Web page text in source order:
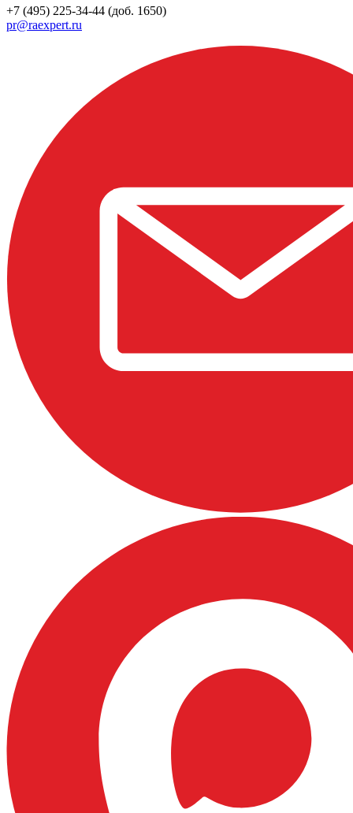
+7 (495) 225-34-44 (доб. 1650)
pr@raexpert.ru